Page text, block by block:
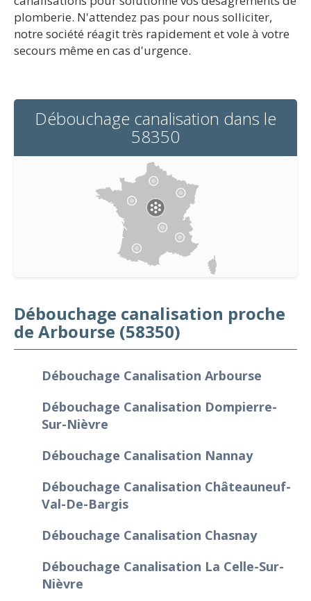
plomberie. N'attendez pas pour nous solliciter,
notre société réagit très rapidement et vole à votre
secours même en cas d'urgence.
Débouchage canalisation dans le
58350
Débouchage canalisation proche
de Arbourse (58350)
Débouchage Canalisation Arbourse
Débouchage Canalisation Dompierre-
Sur-Nièvre
Débouchage Canalisation Nannay
Débouchage Canalisation Châteauneuf-
Val-De-Bargis
Débouchage Canalisation Chasnay
Débouchage Canalisation La Celle-Sur-
Nièvre